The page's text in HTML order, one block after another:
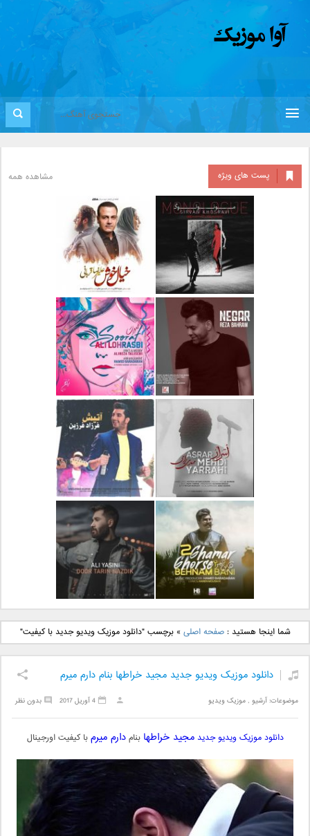
پست های ویژه مشاهده همه
دانلود آلبوم جدید سیروان
خسروی بنام مونولوگ
دانلود آهنگ جدید علیرضا
قربانی بنام خیال خوش
دانلود آهنگ جدید رضا
بهرام بنام نگار
دانلود آهنگ جدید علی
لهراسبی بنام صورت
دانلود آهنگ جدید مهدی
یراحی بنام اسرار
دانلود آهنگ جدید فرزاد
فرزین بنام آتیش
دانلود آهنگ جدید بهنام
بانی بنام قرص قمر 2
دانلود آهنگ جدید علی
یاسینی بنام دورترین نزدیک
شما اینجا هستید :صفحه اصلی »برچسب "دانلود موزیک ویدیو جدید با کیفیت"
دانلود موزیک ویدیو جدید مجید خراطها بنام دارم میرم
موضوعات:آرشیو ,موزیک ویدیو بدون نظر 4 آوریل 2017
دانلود موزیک ویدیو جدید مجید خراطها بنامدارم میرمبا کیفیت اورجینال